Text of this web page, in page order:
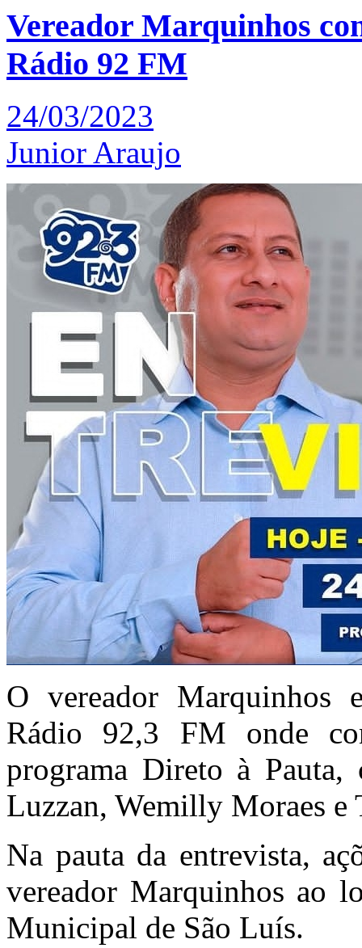
Vereador Marquinhos
Rádio 92 FM
24/03/2023
Junior Araujo
O vereador Marquinhos
Rádio 92,3 FM onde
programa Direto à Pauta,
Luzzan, Wemilly Moraes e
Na pauta da entrevista,
vereador Marquinhos ao
Municipal de São Luís.